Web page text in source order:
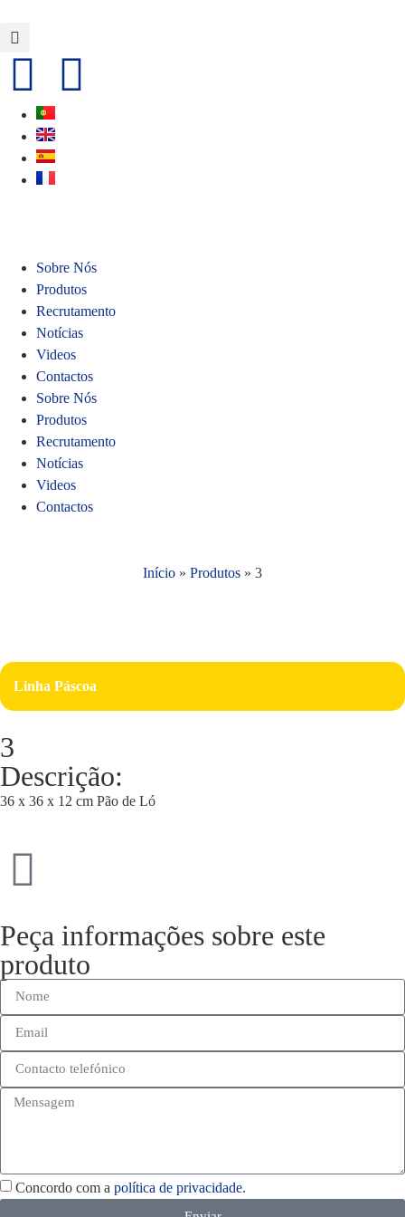
Sobre Nós
Produtos
Recrutamento
Notícias
Videos
Contactos
Sobre Nós
Produtos
Recrutamento
Notícias
Videos
Contactos
Início » Produtos » 3
Linha Páscoa
3
Descrição:
36 x 36 x 12 cm Pão de Ló
Peça informações sobre este
produto
Concordo com a política de privacidade.